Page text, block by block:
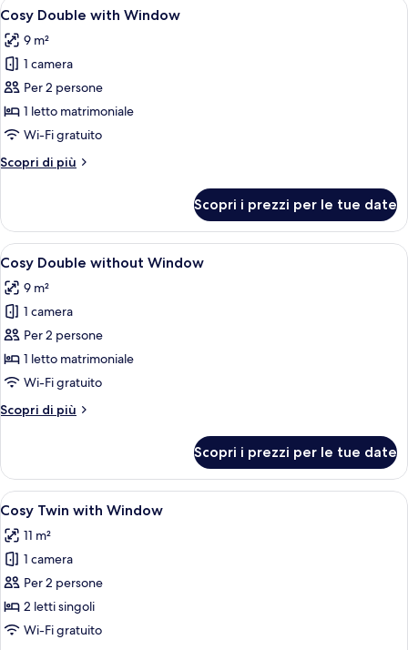
camere
Apri
tutte
le
foto
per
Cosy
Double
Window
10
Cosy Double with Window
9 m²
1 camera
Per 2 persone
1 letto matrimoniale
Wi-Fi gratuito
Scopri di più
Altri
Double
with
Window
Scopri i prezzi per le tue date
Apri
tutte
le
foto
per
Cosy
Double
Window
Una camera d'hotel moderna con
8
Cosy Double without Window
9 m²
1 camera
Per 2 persone
1 letto matrimoniale
Wi-Fi gratuito
Scopri di più
Altri
Double
without
Window
Scopri i prezzi per le tue date
Apri
tutte
le
foto
per
Cosy
Twin
Una camera d'albergo con due letti,
9
Cosy Twin with Window
11 m²
1 camera
Per 2 persone
2 letti singoli
Wi-Fi gratuito